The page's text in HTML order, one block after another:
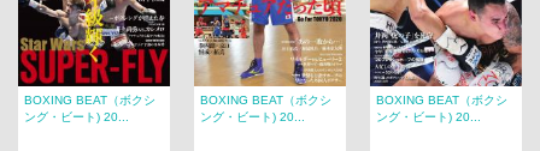
BOXING BEAT（ボクシ
ング・ビート) 20...
BOXING BEAT（ボクシ
ング・ビート) 20...
BOXING BEAT（ボクシ
ング・ビート) 20...